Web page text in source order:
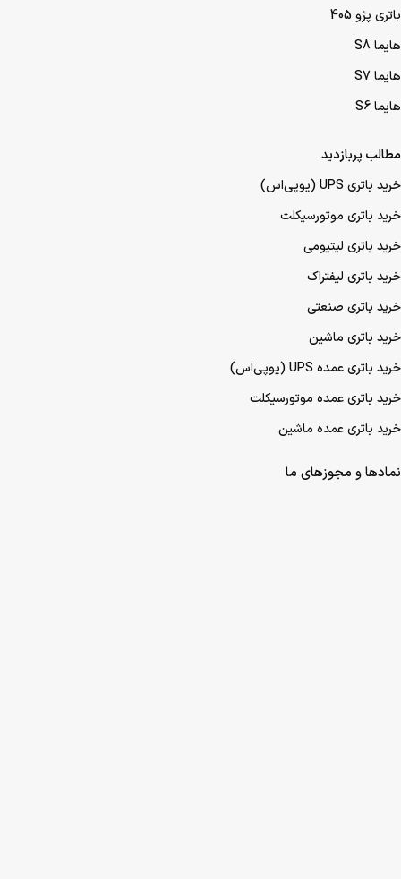
باتری پژو 405
هایما S8
هایما S7
هایما S6
مطالب پربازدید
خرید باتری UPS (یو‌پی‌اس)
خرید باتری موتورسیکلت
خرید باتری لیتیومی
خرید باتری لیفتراک
خرید باتری صنعتی
خرید باتری ماشین
خرید باتری عمده UPS (یو‌پی‌اس)
خرید باتری عمده موتورسیکلت
خرید باتری عمده ماشین
نمادها و مجوزهای ما